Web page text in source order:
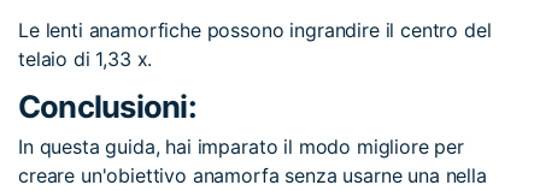
Le lenti anamorfiche possono ingrandire il centro del
telaio di 1,33 x.
Conclusioni:
In questa guida, hai imparato il modo migliore per
creare un'obiettivo anamorfa senza usarne una nella